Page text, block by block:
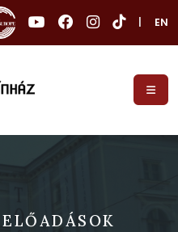
EN
ELŐADÁSOK